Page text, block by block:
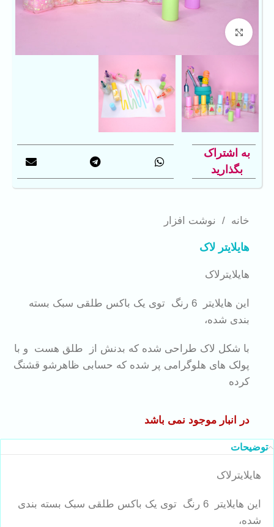
خانه / نوشت افزار
هایلایتر لاک
هایلایترلاک
این هایلایتر 6 رنگ توی یک باکس طلقی سبک بسته
بندی شده،
با شکل لاک طراحی شده که بدنش از طلق هست و با
پولک های هلوگرامی پر شده که حسابی ظاهرشو قشنگ
کرده
در انبار موجود نمی باشد
بزرگنمایی تصویر
به اشتراک
بگذارید
توضیحات
هایلایترلاک
این هایلایتر 6 رنگ توی یک باکس طلقی سبک بسته بندی
شده،